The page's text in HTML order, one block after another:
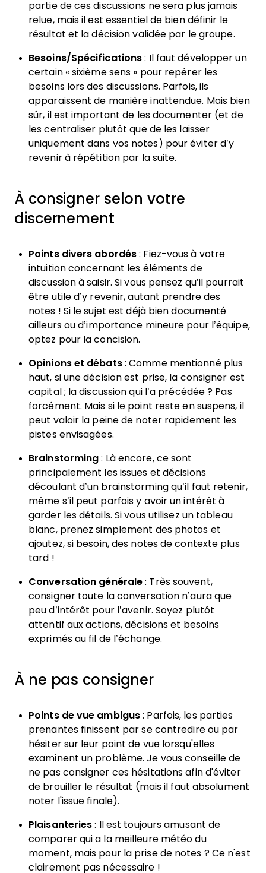
partie de ces discussions ne sera plus jamais
relue, mais il est essentiel de bien définir le
résultat et la décision validée par le groupe.
Besoins/Spécifications : Il faut développer un
certain « sixième sens » pour repérer les
besoins lors des discussions. Parfois, ils
apparaissent de manière inattendue. Mais bien
sûr, il est important de les documenter (et de
les centraliser plutôt que de les laisser
uniquement dans vos notes) pour éviter d’y
revenir à répétition par la suite.
À consigner selon votre
discernement
Points divers abordés : Fiez-vous à votre
intuition concernant les éléments de
discussion à saisir. Si vous pensez qu’il pourrait
être utile d’y revenir, autant prendre des
notes ! Si le sujet est déjà bien documenté
ailleurs ou d’importance mineure pour l’équipe,
optez pour la concision.
Opinions et débats: Comme mentionné plus
haut, si une décision est prise, la consigner est
capital ; la discussion qui l’a précédée ? Pas
forcément. Mais si le point reste en suspens, il
peut valoir la peine de noter rapidement les
pistes envisagées.
Brainstorming : Là encore, ce sont
principalement les issues et décisions
découlant d’un brainstorming qu’il faut retenir,
même s’il peut parfois y avoir un intérêt à
garder les détails. Si vous utilisez un tableau
blanc, prenez simplement des photos et
ajoutez, si besoin, des notes de contexte plus
tard !
Conversation générale : Très souvent,
consigner toute la conversation n’aura que
peu d’intérêt pour l’avenir. Soyez plutôt
attentif aux actions, décisions et besoins
exprimés au fil de l’échange.
À ne pas consigner
Points de vue ambigus : Parfois, les parties
prenantes finissent par se contredire ou par
hésiter sur leur point de vue lorsqu'elles
examinent un problème. Je vous conseille de
ne pas consigner ces hésitations afin d'éviter
de brouiller le résultat (mais il faut absolument
noter l'issue finale).
Plaisanteries : Il est toujours amusant de
comparer qui a la meilleure météo du
moment, mais pour la prise de notes ? Ce n'est
clairement pas nécessaire !